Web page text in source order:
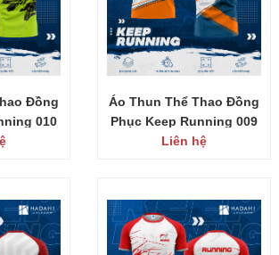
Đồng
010
Áo Thun Thể Thao Đồng
Phục Keep Running 009
Liên hệ